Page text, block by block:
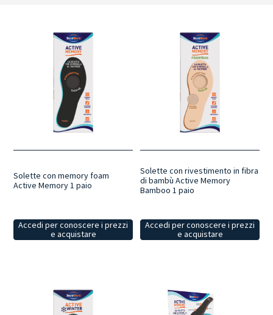
comprende solette a lunghezza intera e a ¾, disponibili in numerose
misure e configurazioni per adattarsi alle diverse esigenze.
: disponibili solette dedicate al lavoro, allo sport, al tempo
libero e alle attività quotidiane, oltre a modelli studiati per sostenere
l'arco plantare, la zona metatarsale e il tallone. Comfort
personalizzato
: Memory Foam, materiali termici, solette
ammortizzanti e altre soluzioni permettono di scegliere il modello più
adatto in base alle proprie esigenze e al tipo di calzatura.
piede nelle attività di tutti i giorni.
Solette con memory foam
Active Memory 1 paio
Accedi per conoscere i prezzi
e acquistare
Solette con rivestimento in fibra
di bambù Active Memory
Bamboo 1 paio
Accedi per conoscere i prezzi
e acquistare